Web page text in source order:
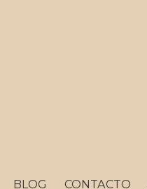
BLOG CONTACTO